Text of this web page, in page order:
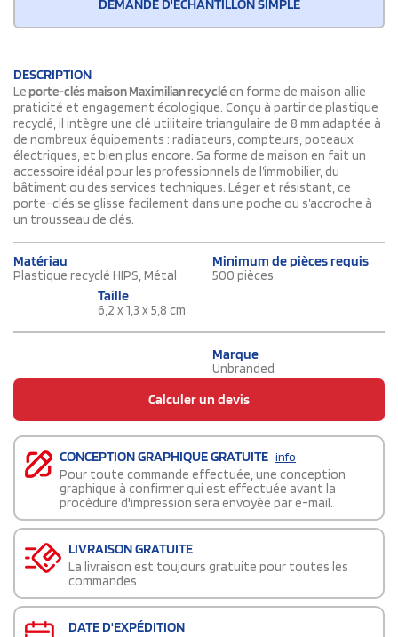
DEMANDE D'ÉCHANTILLON SIMPLE
DESCRIPTION
Le porte-clés maison Maximilian recycléen forme de maison allie
praticité et engagement écologique. Conçu à partir de plastique
recyclé, il intègre une clé utilitaire triangulaire de 8 mm adaptée à
de nombreux équipements : radiateurs, compteurs, poteaux
électriques, et bien plus encore. Sa forme de maison en fait un
accessoire idéal pour les professionnels de l’immobilier, du
bâtiment ou des services techniques. Léger et résistant, ce
porte-clés se glisse facilement dans une poche ou s’accroche à
un trousseau de clés.
Matériau
Plastique recyclé HIPS, Métal
Minimum de pièces requis
500 pièces
Taille
6,2 x 1,3 x 5,8 cm
Marque
Unbranded
Calculer un devis
CONCEPTION GRAPHIQUE GRATUITE info
Pour toute commande effectuée, une conception
graphique à confirmer qui est effectuée avant la
procédure d'impression sera envoyée par e-mail.
LIVRAISON GRATUITE
La livraison est toujours gratuite pour toutes les
commandes
DATE D'EXPÉDITION